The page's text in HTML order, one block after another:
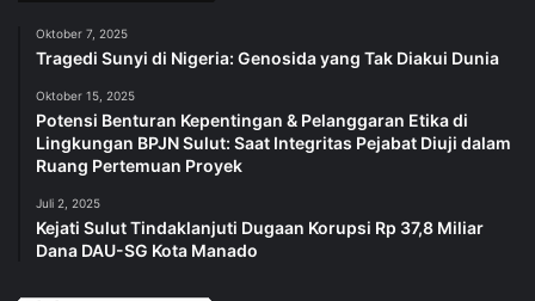
Oktober 7, 2025
Tragedi Sunyi di Nigeria: Genosida yang Tak Diakui Dunia
Oktober 15, 2025
Potensi Benturan Kepentingan & Pelanggaran Etika di
Lingkungan BPJN Sulut: Saat Integritas Pejabat Diuji dalam
Ruang Pertemuan Proyek
Juli 2, 2025
Kejati Sulut Tindaklanjuti Dugaan Korupsi Rp 37,8 Miliar
Dana DAU-SG Kota Manado